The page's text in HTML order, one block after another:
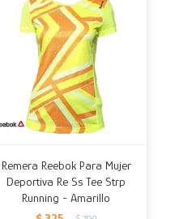
Remera Reebok Para Mujer
Deportiva Re Ss Tee Strp
Running - Amarillo